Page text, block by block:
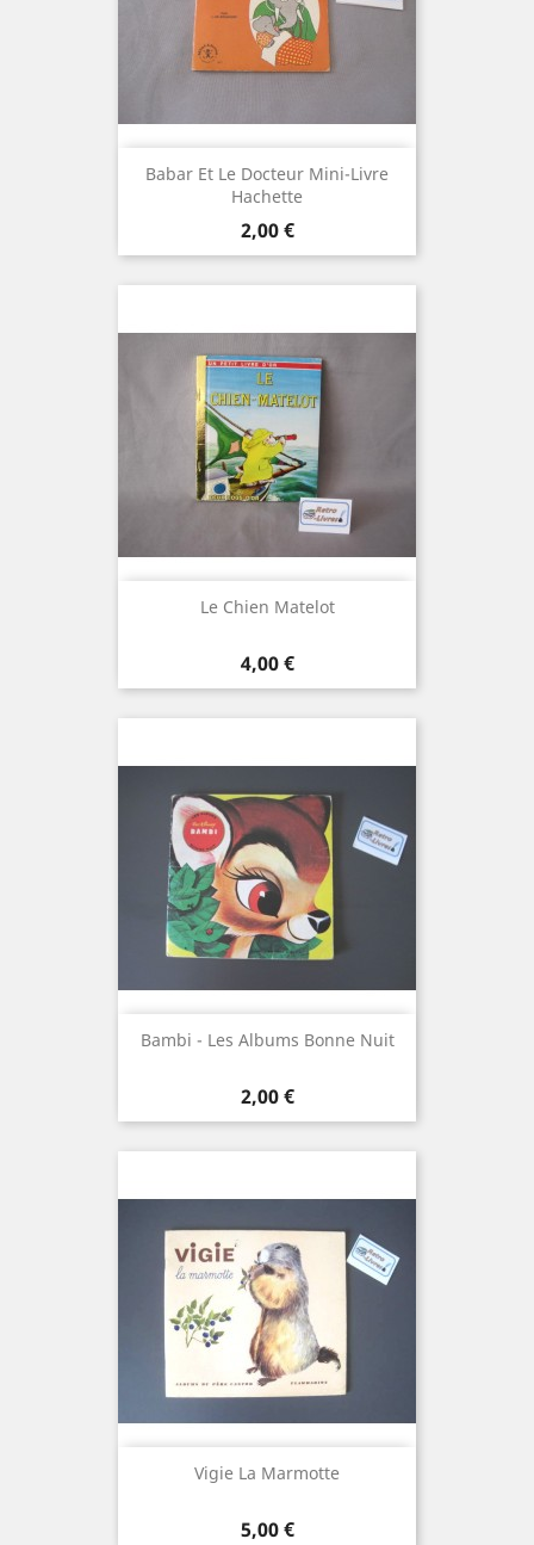
Babar Et Le Docteur Mini-Livre
Hachette
Prix
2,00 €
Le Chien Matelot
Prix
4,00 €
Bambi - Les Albums Bonne Nuit
Prix
2,00 €
Vigie La Marmotte
Prix
5,00 €